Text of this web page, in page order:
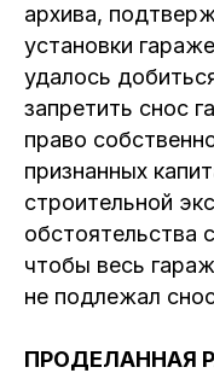
архива,
установки
удалось
запретить снос
право
признанных
строительной
обстоятельства
чтобы весь
не подлежал
ПРОДЕЛАННАЯ